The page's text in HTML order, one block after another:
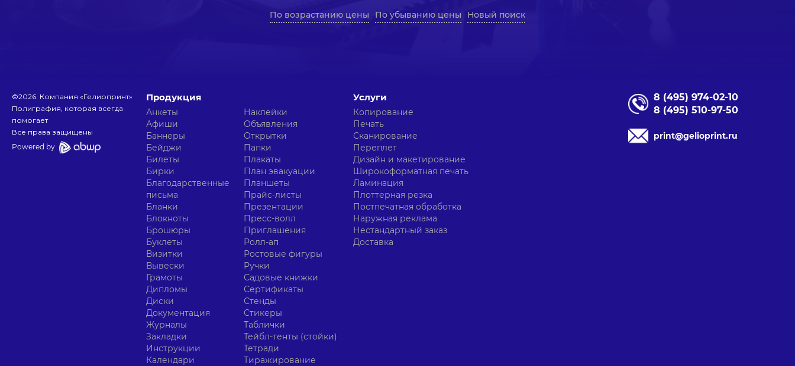
По возрастанию цены По убыванию цены Новый поиск
©2026. Компания «Гелиопринт»
Полиграфия, которая всегда
помогает
Все права защищены
Powered by
Продукция
Анкеты
Афиши
Баннеры
Бейджи
Билеты
Бирки
Благодарственные
письма
Бланки
Блокноты
Брошюры
Буклеты
Визитки
Вывески
Грамоты
Дипломы
Диски
Документация
Журналы
Закладки
Инструкции
Календари
Наклейки
Объявления
Открытки
Папки
Плакаты
План эвакуации
Планшеты
Прайс-листы
Презентации
Пресс-волл
Приглашения
Ролл-ап
Ростовые фигуры
Ручки
Садовые книжки
Сертификаты
Стенды
Стикеры
Таблички
Тейбл-тенты (стойки)
Тетради
Тиражирование
Услуги
Копирование
Печать
Сканирование
Переплет
Дизайн и макетирование
Широкоформатная печать
Ламинация
Плоттерная резка
Постпечатная обработка
Наружная реклама
Нестандартный заказ
Доставка
8 (495) 974-02-10
8 (495) 510-97-50
print@gelioprint.ru